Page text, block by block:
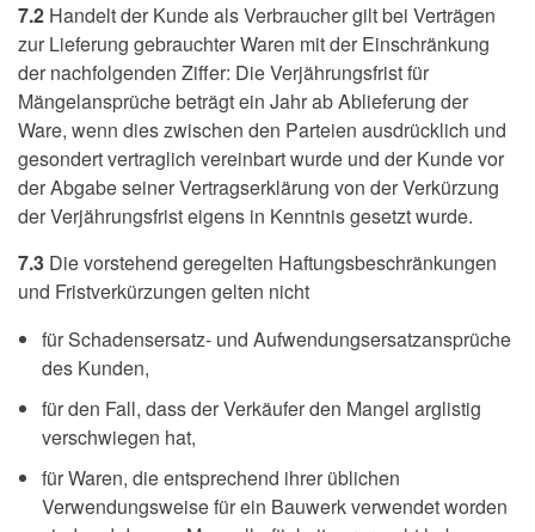
7.2 Handelt der Kunde als Verbraucher gilt bei Verträgen
zur Lieferung gebrauchter Waren mit der Einschränkung
der nachfolgenden Ziffer: Die Verjährungsfrist für
Mängelansprüche beträgt ein Jahr ab Ablieferung der
Ware, wenn dies zwischen den Parteien ausdrücklich und
gesondert vertraglich vereinbart wurde und der Kunde vor
der Abgabe seiner Vertragserklärung von der Verkürzung
der Verjährungsfrist eigens in Kenntnis gesetzt wurde.
7.3 Die vorstehend geregelten Haftungsbeschränkungen
und Fristverkürzungen gelten nicht
für Schadensersatz- und Aufwendungsersatzansprüche
des Kunden,
für den Fall, dass der Verkäufer den Mangel arglistig
verschwiegen hat,
für Waren, die entsprechend ihrer üblichen
Verwendungsweise für ein Bauwerk verwendet worden